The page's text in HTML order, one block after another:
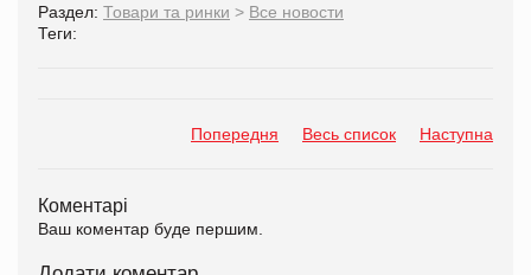
Раздел: Товари та ринки > Все новости
Теги:
Попередня Весь список Наступна
Коментарі
Ваш коментар буде першим.